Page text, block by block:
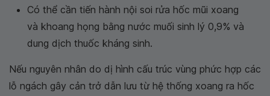
Có thể cần tiến hành nội soi rửa hốc mũi xoang
và khoang họng bằng nước muối sinh lý 0,9% và
dung dịch thuốc kháng sinh.
Nếu nguyên nhân do dị hình cấu trúc vùng phức hợp các
lỗ ngách gây cản trở dẫn lưu từ hệ thống xoang ra hốc